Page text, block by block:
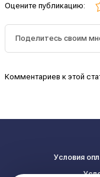
Оцените публикацию:
Комментариев к этой
Условия